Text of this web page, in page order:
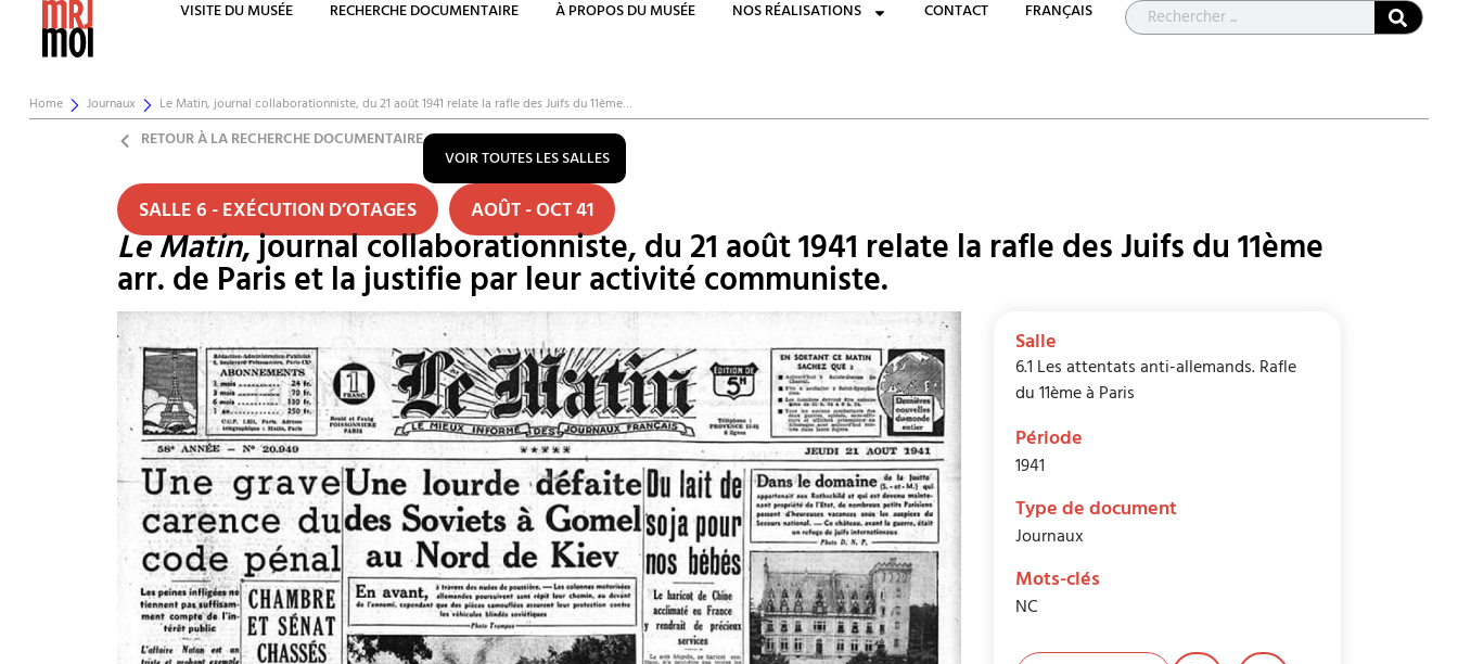
VISITE DU MUSÉE RECHERCHE DOCUMENTAIRE À PROPOS DU MUSÉE NOS RÉALISATIONS CONTACT FRANÇAIS
Home Journaux Le Matin, journal collaborationniste, du 21 août 1941 relate la rafle des Juifs du 11ème…
RETOUR À LA RECHERCHE DOCUMENTAIRE
VOIR TOUTES LES SALLES
SALLE 6 - EXÉCUTION D’OTAGES AOÛT - OCT 41
Le Matin, journal collaborationniste, du 21 août 1941 relate la rafle des Juifs du 11ème
arr. de Paris et la justifie par leur activité communiste.
Salle
6.1 Les attentats anti-allemands. Rafle
du 11ème à Paris
Période
1941
Type de document
Journaux
Mots-clés
NC